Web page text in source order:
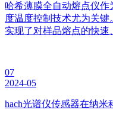
哈希薄膜全自动熔点仪
度温度控制技术尤为关键
实现了对样品熔点的快速
07
2024-05
hach光谱仪传感器在纳米